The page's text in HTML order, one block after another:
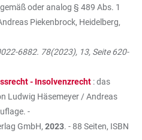
oder analog § 489 Abs. 1
Piekenbrock, Heidelberg,
6882. 78(2023), 13, Seite 620-
- Insolvenzrecht : das
Ludwig Häsemeyer / Andreas
-
GmbH, 2023. - 88 Seiten, ISBN